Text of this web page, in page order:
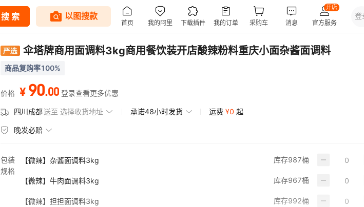
伞塔牌商用面调料3kg商用餐饮装开店酸辣粉料重庆小面杂酱面调料
商品复购率100%
价格 ¥ 90.00 登录查看更多优惠
四川成都送至 选择收货地址 承诺48小时发货 运费 ¥0 起
晚发必赔
包装
规格
【微辣】杂酱面调料3kg 库存987桶
【微辣】牛肉面调料3kg 库存967桶
【微辣】担担面调料3kg 库存992桶